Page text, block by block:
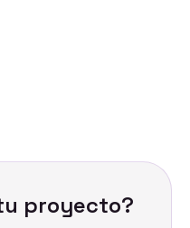
proyecto?